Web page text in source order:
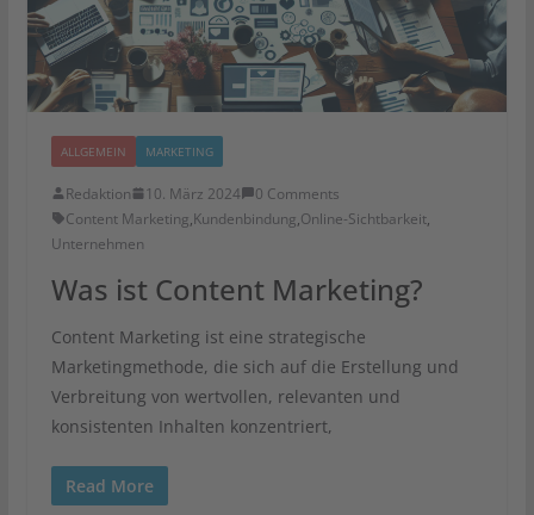
ALLGEMEIN MARKETING
Redaktion 10. März 2024
0 Comments
Content Marketing,Kundenbindung,Online-Sichtbarkeit,
Unternehmen
Was ist Content Marketing?
Content Marketing ist eine strategische
Marketingmethode, die sich auf die Erstellung und
Verbreitung von wertvollen, relevanten und
konsistenten Inhalten konzentriert,
Read More